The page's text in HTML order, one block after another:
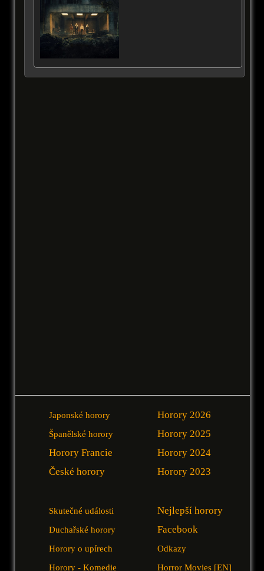
Japonské horory
Španělské horory
Horory Francie
České horory
Horory 2026
Horory 2025
Horory 2024
Horory 2023
Skutečné události
Duchařské horory
Horory o upírech
Horory - Komedie
Nejlepší horory
Facebook
Odkazy
Horror Movies [EN]